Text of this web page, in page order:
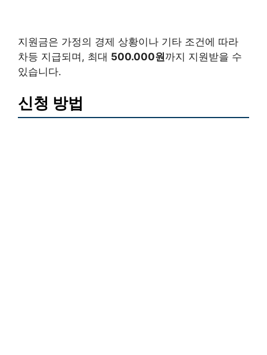
지원금은 가정의 경제 상황이나 기타 조건에 따라
차등 지급되며, 최대 500.000원까지 지원받을 수
있습니다.
신청 방법